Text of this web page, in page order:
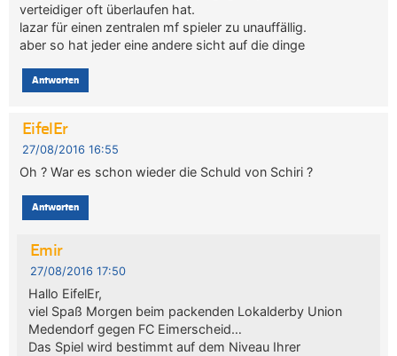
verteidiger oft überlaufen hat.
lazar für einen zentralen mf spieler zu unauffällig.
aber so hat jeder eine andere sicht auf die dinge
Antworten
EifelEr
27/08/2016 16:55
Oh ? War es schon wieder die Schuld von Schiri ?
Antworten
Emir
27/08/2016 17:50
Hallo EifelEr,
viel Spaß Morgen beim packenden Lokalderby Union
Medendorf gegen FC Eimerscheid…
Das Spiel wird bestimmt auf dem Niveau Ihrer